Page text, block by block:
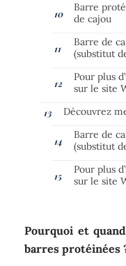
Barre
de cajou
Barre de
(substitut
Pour plus
sur le site
Découvrez
Barre de
(substitut
Pour plus
sur le site
Pourquoi et
barres protéinées